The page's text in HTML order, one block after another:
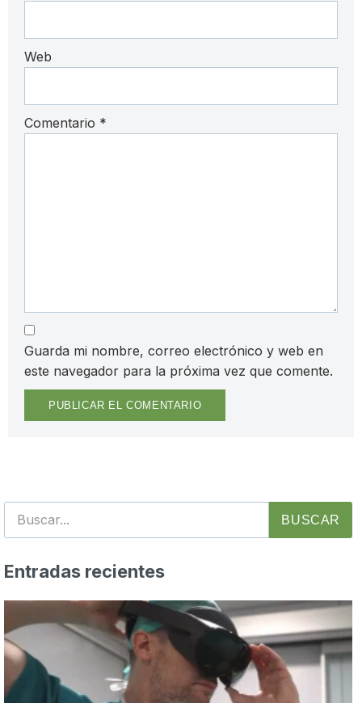
Web
Comentario *
Guarda mi nombre, correo electrónico y web en
este navegador para la próxima vez que comente.
BUSCAR
Entradas recientes